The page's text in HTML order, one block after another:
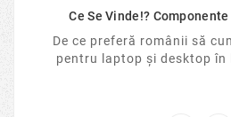
Ce Se Vinde!?
De ce preferă românii să
pentru laptop și desktop în